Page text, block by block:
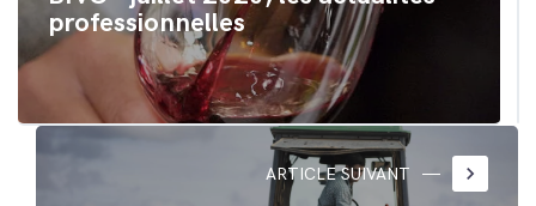
professionnelles
ARTICLE SUIVANT keyboard_arrow_right